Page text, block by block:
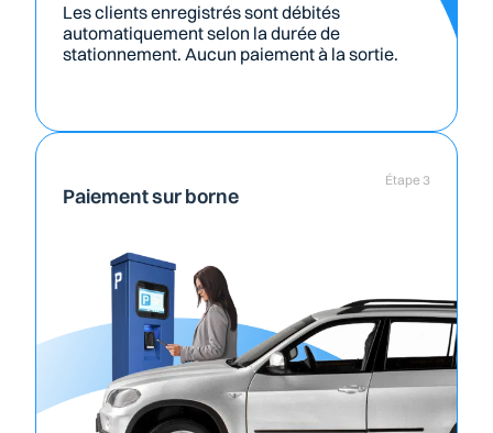
Les clients enregistrés sont débités
automatiquement selon la durée de
stationnement. Aucun paiement à la sortie.
Paiement sur borne
Étape 3